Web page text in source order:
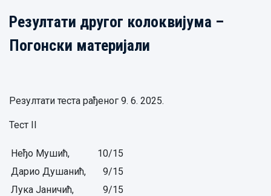
Резултати другог колоквијума –
Погонски материјали
Резултати теста рађеног 9. 6. 2025.
Тест II
Неђо Мушић,
10/15
Дарио Душанић,
9/15
Лука Јаничић,
9/15